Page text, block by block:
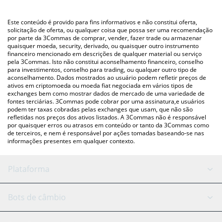
acima para verificar o último preço de $COPPER nas principais
moedas fiat e criptográficas.
Este conteúdo é provido para fins informativos e não constitui oferta,
solicitação de oferta, ou qualquer coisa que possa ser uma recomendação
por parte da 3Commas de comprar, vender, fazer trade ou armazenar
quaisquer moeda, security, derivado, ou quaisquer outro instrumento
financeiro mencionado em descrições de qualquer material ou serviço
pela 3Commas. Isto não constitui aconselhamento financeiro, conselho
para investimentos, conselho para trading, ou qualquer outro tipo de
aconselhamento. Dados mostrados ao usuário podem refletir preços de
ativos em criptomoeda ou moeda fiat negociada em vários tipos de
exchanges bem como mostrar dados de mercado de uma variedade de
fontes terciárias. 3Commas pode cobrar por uma assinatura,e usuários
podem ter taxas cobradas pelas exchanges que usam, que não são
refletidas nos preços dos ativos listados. A 3Commas não é responsável
por quaisquer erros ou atrasos em conteúdo or tanto da 3Commas como
de terceiros, e nem é responsável por ações tomadas baseando-se nas
informações presentes em qualquer contexto.
Plataforma
Bot GRID
Bots de câmbio